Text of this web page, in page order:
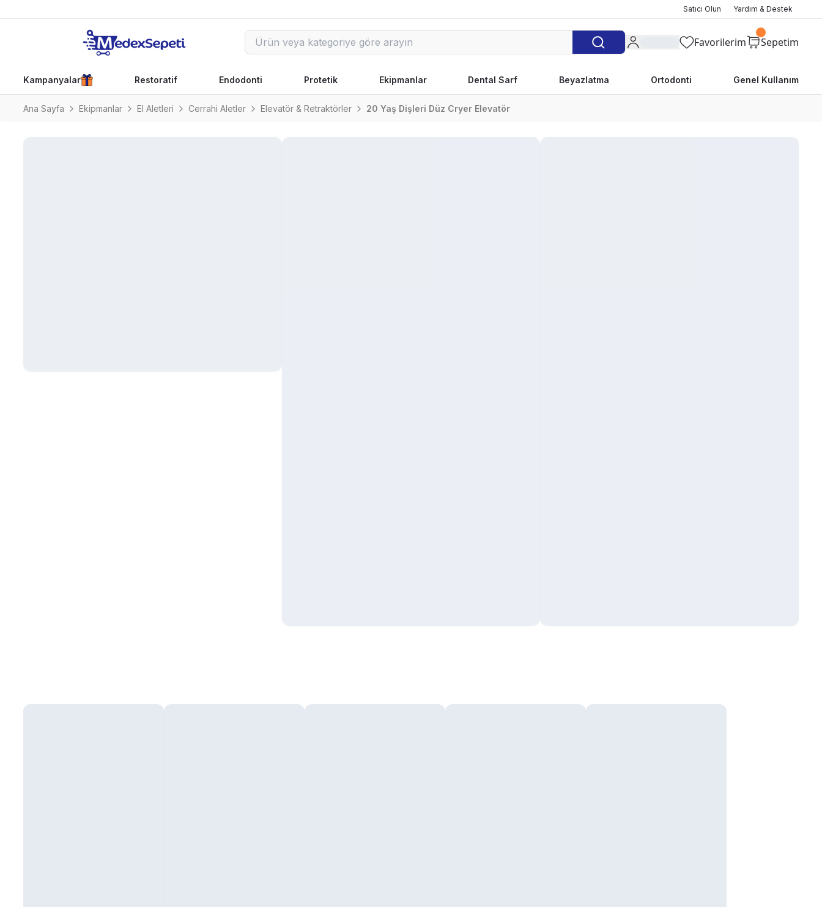
Satıcı Olun Yardım & Destek
Favorilerim Sepetim
Kampanyalar Restoratif Endodonti Protetik Ekipmanlar Dental Sarf Beyazlatma Ortodonti Genel Kullanım
Ana Sayfa Ekipmanlar El Aletleri Cerrahi Aletler Elevatör & Retraktörler 20 Yaş Dişleri Düz Cryer Elevatör